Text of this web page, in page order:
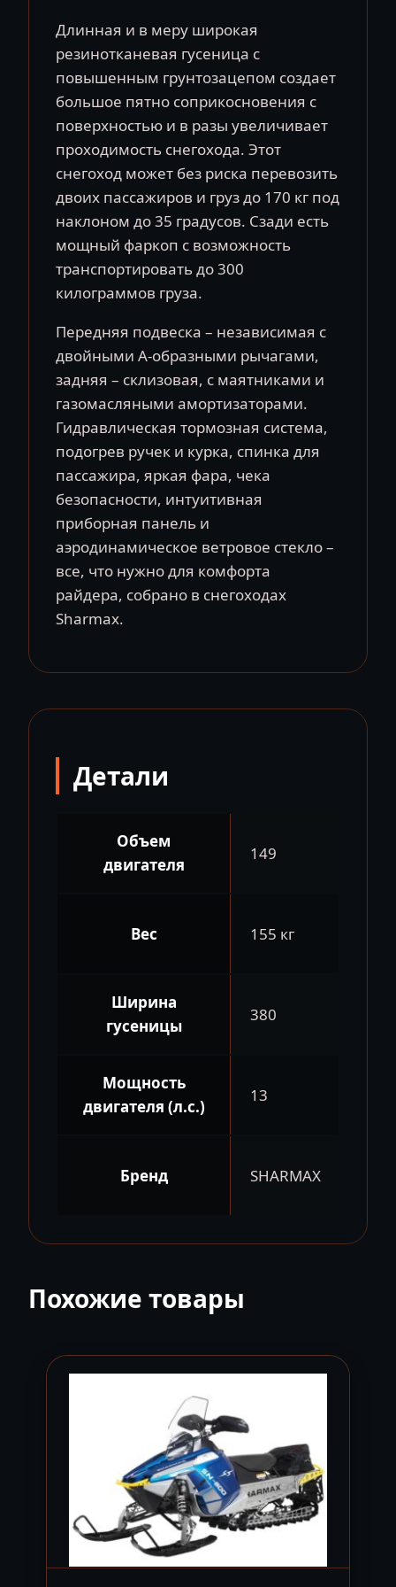
Длинная и в меру широкая
резинотканевая гусеница с
повышенным грунтозацепом создает
большое пятно соприкосновения с
поверхностью и в разы увеличивает
проходимость снегохода. Этот
снегоход может без риска перевозить
двоих пассажиров и груз до 170 кг под
наклоном до 35 градусов. Сзади есть
мощный фаркоп с возможность
транспортировать до 300
килограммов груза.
Передняя подвеска – независимая с
двойными А-образными рычагами,
задняя – склизовая, с маятниками и
газомасляными амортизаторами.
Гидравлическая тормозная система,
подогрев ручек и курка, спинка для
пассажира, яркая фара, чека
безопасности, интуитивная
приборная панель и
аэродинамическое ветровое стекло –
все, что нужно для комфорта
райдера, собрано в снегоходах
Sharmax.
Детали
Объем
двигателя
149
Вес 155 кг
Ширина
гусеницы
380
Мощность
двигателя (л.с.)
13
Бренд SHARMAX
Похожие товары